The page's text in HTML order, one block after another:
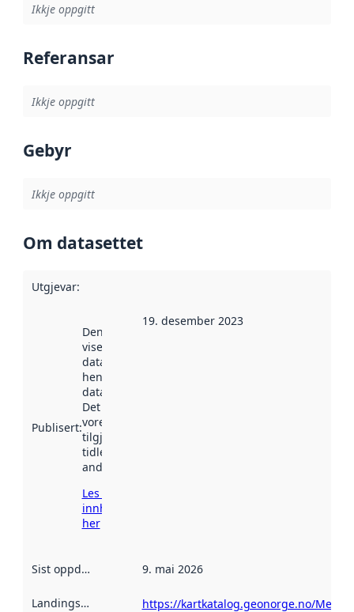
Ikkje oppgitt
Referansar
Ikkje oppgitt
Gebyr
Ikkje oppgitt
Om datasettet
Utgjevar:
Publisert:
Denne datoen
viser når
datasettet vart
henta inn av
data.norge.no.
Det kan ha
vore
tilgjengeleg
tidlegare
andre stader.
Les meir om
innhenting
her
19. desember 2023
Sist oppdatert 9. mai 2026
Landingsside
https://kartkatalog.geonorge.no/